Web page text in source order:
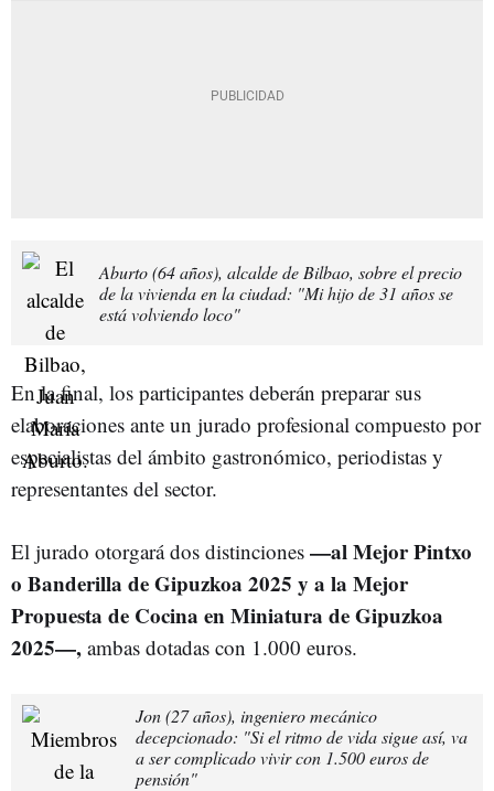
Aburto (64 años), alcalde de Bilbao, sobre el precio
de la vivienda en la ciudad: "Mi hijo de 31 años se
está volviendo loco"
En la final, los participantes deberán preparar sus
elaboraciones ante un jurado profesional compuesto por
especialistas del ámbito gastronómico, periodistas y
representantes del sector.
El jurado otorgará dos distinciones —al Mejor Pintxo
o Banderilla de Gipuzkoa 2025 y a la Mejor
Propuesta de Cocina en Miniatura de Gipuzkoa
2025—, ambas dotadas con 1.000 euros.
Jon (27 años), ingeniero mecánico
decepcionado: "Si el ritmo de vida sigue así, va
a ser complicado vivir con 1.500 euros de
pensión"